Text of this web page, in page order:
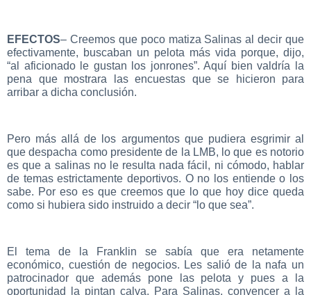
EFECTOS– Creemos que poco matiza Salinas al decir que
efectivamente, buscaban un pelota más vida porque, dijo,
“al aficionado le gustan los jonrones”. Aquí bien valdría la
pena que mostrara las encuestas que se hicieron para
arribar a dicha conclusión.
Pero más allá de los argumentos que pudiera esgrimir al
que despacha como presidente de la LMB, lo que es notorio
es que a salinas no le resulta nada fácil, ni cómodo, hablar
de temas estrictamente deportivos. O no los entiende o los
sabe. Por eso es que creemos que lo que hoy dice queda
como si hubiera sido instruido a decir “lo que sea”.
El tema de la Franklin se sabía que era netamente
económico, cuestión de negocios. Les salió de la nafa un
patrocinador que además pone las pelota y pues a la
oportunidad la pintan calva. Para Salinas, convencer a la